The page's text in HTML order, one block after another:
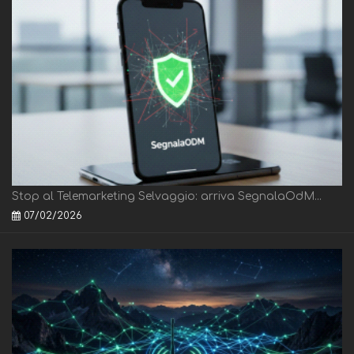
Stop al Telemarketing Selvaggio: arriva SegnalaOdM...
07/02/2026